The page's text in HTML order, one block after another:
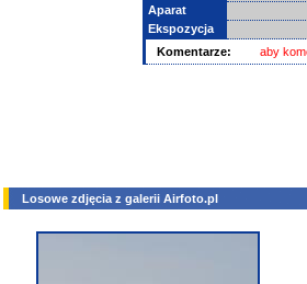
Aparat
Ekspozycja
Komentarze:
aby
Losowe zdjęcia z galerii Airfoto.pl